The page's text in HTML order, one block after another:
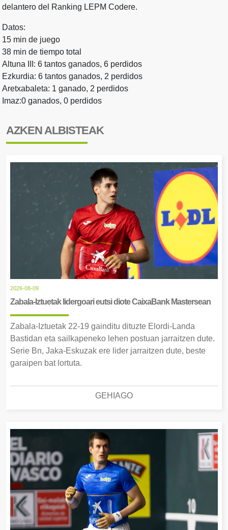
delantero del Ranking LEPM Codere.
Datos:
15 min de juego
38 min de tiempo total
Altuna III: 6 tantos ganados, 6 perdidos
Ezkurdia: 6 tantos ganados, 2 perdidos
Aretxabaleta: 1 ganado, 2 perdidos
Imaz:0 ganados, 0 perdidos
AZKEN ALBISTEAK
2026-08-09
Zabala-Iztuetak lidergoari eutsi diote CaixaBank Mastersean
Zabala-Iztuetak 22-19 gainditu dituzte Elordi-Landa
Bastidan eta sailkapeneko lehen postuan jarraitzen dute.
Serie Bn, Jaka-Eskuzak ere lider jarraitzen dute, beste
garaipen bat lortuta.
GEHIAGO